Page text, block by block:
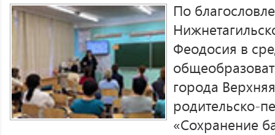
По
Феодосия в
города
родительско-
«Сохранение